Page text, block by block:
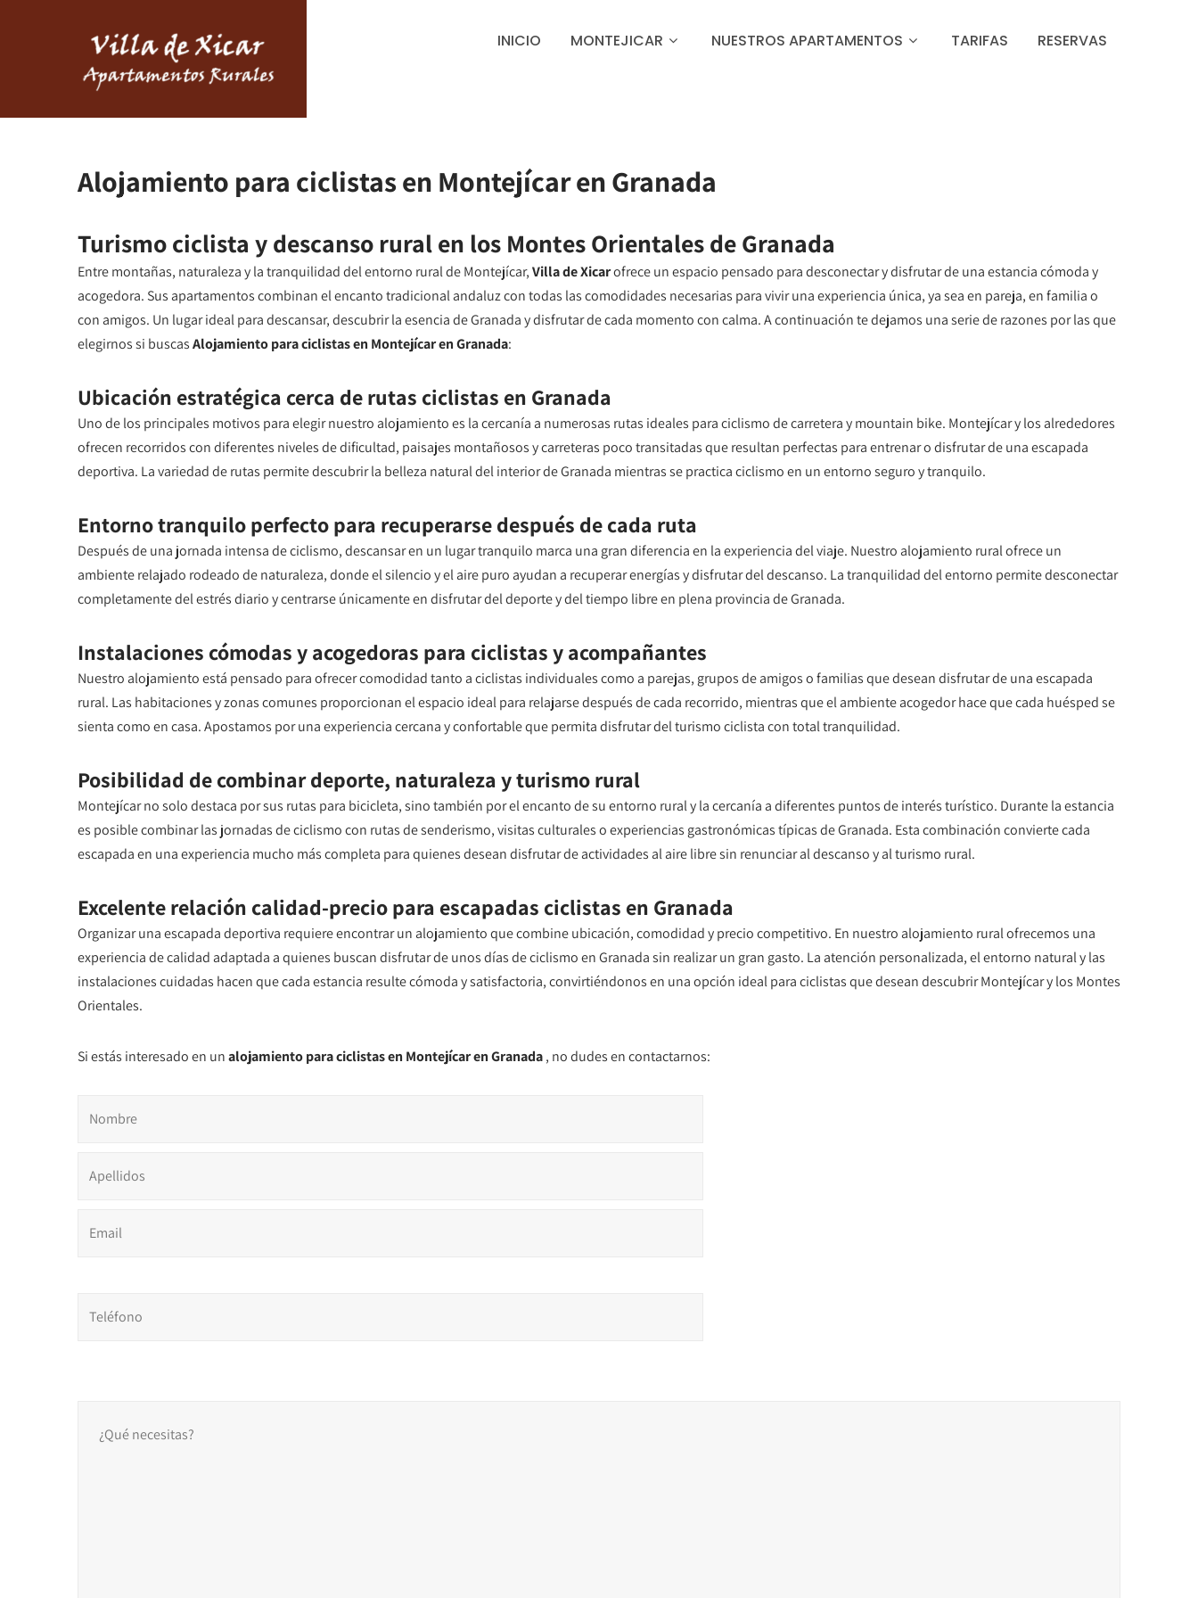
INICIO MONTEJICAR NUESTROS APARTAMENTOS TARIFAS RESERVAS
Alojamiento para ciclistas en Montejícar en Granada
Turismo ciclista y descanso rural en los Montes Orientales de Granada
Entre montañas, naturaleza y la tranquilidad del entorno rural de Montejícar,Villa de Xicarofrece un espacio pensado para desconectar y disfrutar de una estancia cómoda y
acogedora. Sus apartamentos combinan el encanto tradicional andaluz con todas las comodidades necesarias para vivir una experiencia única, ya sea en pareja, en familia o
con amigos. Un lugar ideal para descansar, descubrir la esencia de Granada y disfrutar de cada momento con calma. A continuación te dejamos una serie de razones por las que
elegirnos si buscasAlojamiento para ciclistas en Montejícar en Granada:
Ubicación estratégica cerca de rutas ciclistas en Granada
Uno de los principales motivos para elegir nuestro alojamiento es la cercanía a numerosas rutas ideales para ciclismo de carretera y mountain bike. Montejícar y los alrededores
ofrecen recorridos con diferentes niveles de dificultad, paisajes montañosos y carreteras poco transitadas que resultan perfectas para entrenar o disfrutar de una escapada
deportiva. La variedad de rutas permite descubrir la belleza natural del interior de Granada mientras se practica ciclismo en un entorno seguro y tranquilo.
Entorno tranquilo perfecto para recuperarse después de cada ruta
Después de una jornada intensa de ciclismo, descansar en un lugar tranquilo marca una gran diferencia en la experiencia del viaje. Nuestro alojamiento rural ofrece un
ambiente relajado rodeado de naturaleza, donde el silencio y el aire puro ayudan a recuperar energías y disfrutar del descanso. La tranquilidad del entorno permite desconectar
completamente del estrés diario y centrarse únicamente en disfrutar del deporte y del tiempo libre en plena provincia de Granada.
Instalaciones cómodas y acogedoras para ciclistas y acompañantes
Nuestro alojamiento está pensado para ofrecer comodidad tanto a ciclistas individuales como a parejas, grupos de amigos o familias que desean disfrutar de una escapada
rural. Las habitaciones y zonas comunes proporcionan el espacio ideal para relajarse después de cada recorrido, mientras que el ambiente acogedor hace que cada huésped se
sienta como en casa. Apostamos por una experiencia cercana y confortable que permita disfrutar del turismo ciclista con total tranquilidad.
Posibilidad de combinar deporte, naturaleza y turismo rural
Montejícar no solo destaca por sus rutas para bicicleta, sino también por el encanto de su entorno rural y la cercanía a diferentes puntos de interés turístico. Durante la estancia
es posible combinar las jornadas de ciclismo con rutas de senderismo, visitas culturales o experiencias gastronómicas típicas de Granada. Esta combinación convierte cada
escapada en una experiencia mucho más completa para quienes desean disfrutar de actividades al aire libre sin renunciar al descanso y al turismo rural.
Excelente relación calidad-precio para escapadas ciclistas en Granada
Organizar una escapada deportiva requiere encontrar un alojamiento que combine ubicación, comodidad y precio competitivo. En nuestro alojamiento rural ofrecemos una
experiencia de calidad adaptada a quienes buscan disfrutar de unos días de ciclismo en Granada sin realizar un gran gasto. La atención personalizada, el entorno natural y las
instalaciones cuidadas hacen que cada estancia resulte cómoda y satisfactoria, convirtiéndonos en una opción ideal para ciclistas que desean descubrir Montejícar y los Montes
Orientales.
Si estás interesado en unalojamiento para ciclistas en Montejícar en Granada, no dudes en contactarnos: